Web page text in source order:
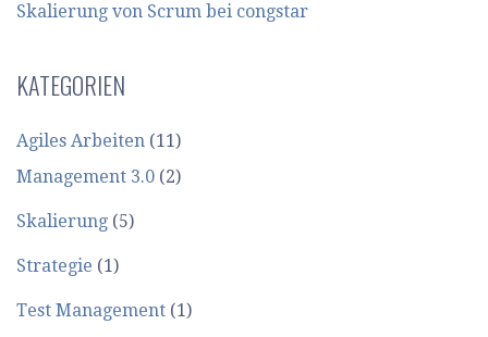
Skalierung von Scrum bei congstar
KATEGORIEN
Agiles Arbeiten (11)
Management 3.0 (2)
Skalierung (5)
Strategie (1)
Test Management (1)